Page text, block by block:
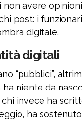
non avere
post: i
digitale.
digitali
“pubblici”,
niente da
chi invece ha
ha